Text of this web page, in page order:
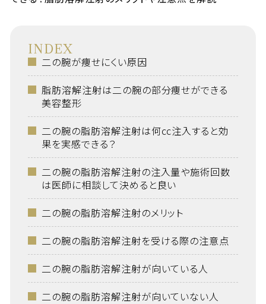
INDEX
二の腕が痩せにくい原因
脂肪溶解注射は二の腕の部分痩せができる
美容整形
二の腕の脂肪溶解注射は何cc注入すると効
果を実感できる？
二の腕の脂肪溶解注射の注入量や施術回数
は医師に相談して決めると良い
二の腕の脂肪溶解注射のメリット
二の腕の脂肪溶解注射を受ける際の注意点
二の腕の脂肪溶解注射が向いている人
二の腕の脂肪溶解注射が向いていない人